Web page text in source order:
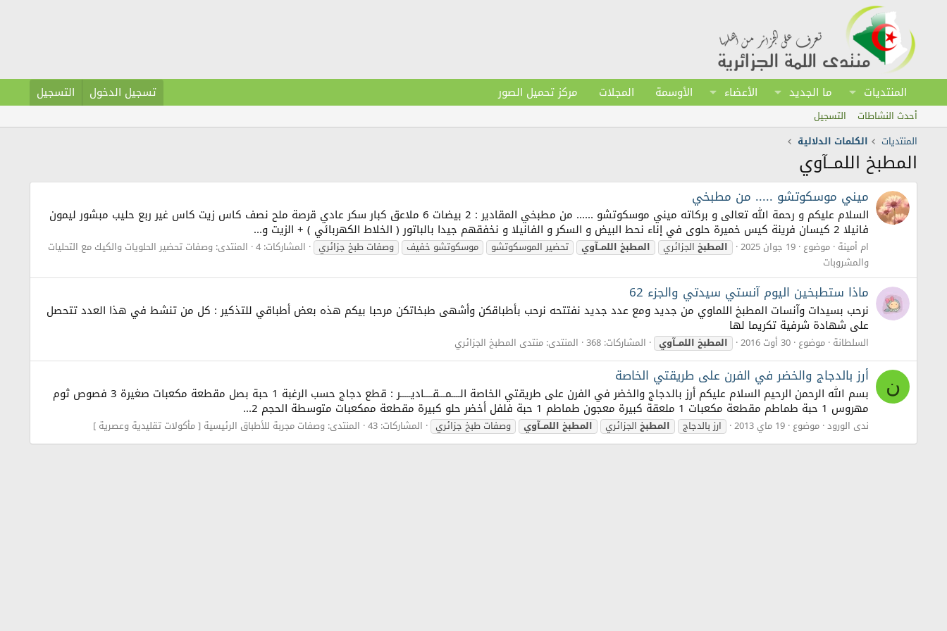
المنتديات ما الجديد الأعضاء الأوسمة المجلات مركز تحميل الصور تسجيل الدخول التسجيل
أحدث النشاطات
التسجيل
المنتديات
الكلمات الدلالية
المطبخ اللمــآوي
ميني موسكوتشو ..... من مطبخي
السلام عليكم و رحمة الله تعالى و بركاته ميني موسكوتشو ...... من مطبخي المقادير : 2 بيضات 6 ملاعق كبار سكر عادي قرصة ملح نصف كاس زيت كاس غير ربع حليب مبشور ليمون
فانيلا 2 كيسان فرينة كيس خميرة حلوى في إناء نحط البيض و السكر و الفانيلا و نخفقهم جيدا بالباتور ( الخلاط الكهربائي ) + الزيت و...
ام أمينة موضوع 19 جوان 2025 المطبخالجزائري المطبخاللمــآوي تحضير الموسكوتشو موسكوتشو خفيف وصفات طبخ جزائري المشاركات: 4 المنتدى: وصفات تحضير الحلويات والكيك مع التحليات
والمشروبات
ماذا ستطبخين اليوم آنستي سيدتي والجزء 62
نرحب بسيدات وآنسات المطبخ اللماوي من جديد ومع عدد جديد نفتتحه نرحب بأطباقكن وأشهى طبخاتكن مرحبا بيكم هذه بعض أطباقي للتذكير : كل من تنشط في هذا العدد تتحصل
على شهادة شرفية تكريما لها
السلطانة موضوع 30 أوت 2016 المطبخاللمــآوي المشاركات: 368 المنتدى: منتدى المطبخ الجزائري
ن أرز بالدجاج والخضر في الفرن على طريقتي الخاصة
بسم الله الرحمن الرحيم السلام عليكم أرز بالدجاج والخضر في الفرن على طريقتي الخاصة الــــمـــقــــاديـــــر : قطع دجاج حسب الرغبة 1 حبة بصل مقطعة مكعبات صغيرة 3 فصوص ثوم
مهروس 1 حبة طماطم مقطعة مكعبات 1 ملعقة كبيرة معجون طماطم 1 حبة فلفل أخضر حلو كبيرة مقطعة ممكعبات متوسطة الحجم 2...
ندى الورود موضوع 19 ماي 2013 ارز بالدجاج المطبخالجزائري المطبخاللمــآوي وصفات طبخ جزائري المشاركات: 43 المنتدى: وصفات مجربة للأطباق الرئيسية [ مأكولات تقليدية وعصرية ]